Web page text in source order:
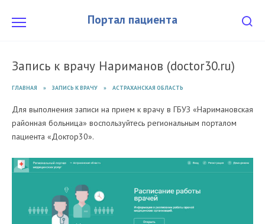
содержанию Портал пациента
Запись к врачу Нариманов (doctor30.ru)
ГЛАВНАЯ » ЗАПИСЬ К ВРАЧУ » АСТРАХАНСКАЯ ОБЛАСТЬ
Для выполнения записи на прием к врачу в ГБУЗ «Наримановская
районная больница» воспользуйтесь региональным порталом
пациента «Доктор30».